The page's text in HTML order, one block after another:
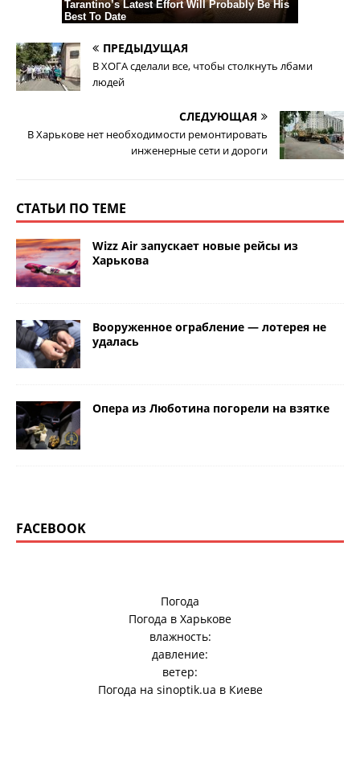
ПРЕДЫДУЩАЯ
В ХОГА сделали все, чтобы столкнуть лбами
людей
СЛЕДУЮЩАЯ
В Харькове нет необходимости ремонтировать
инженерные сети и дороги
СТАТЬИ ПО ТЕМЕ
Wizz Air запускает новые рейсы из
Харькова
Вооруженное ограбление — лотерея не
удалась
Опера из Люботина погорели на взятке
FACEBOOK
Погода
Погода в Харькове
влажность:
давление:
ветер:
Погода на sinoptik.ua в Киеве